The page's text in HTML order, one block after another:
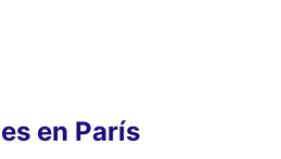
en París